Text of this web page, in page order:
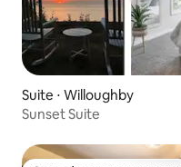
Suite ⋅ Willoughby
Sunset Suite